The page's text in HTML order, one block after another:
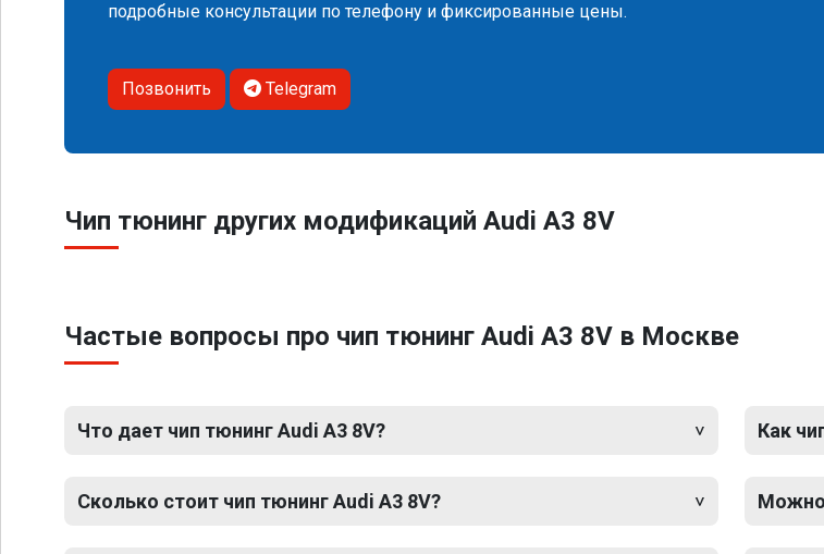
подробные консультации по телефону и фиксированные цены.
Позвонить Telegram
Чип тюнинг других модификаций Audi A3 8V
Частые вопросы про чип тюнинг Audi A3 8V в Москве
Что дает чип тюнинг Audi A3 8V?
Сколько стоит чип тюнинг Audi A3 8V?
Как
Можно